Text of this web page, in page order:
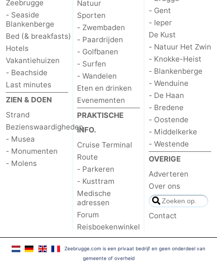
Zeebrugge
- Seaside
Blankenberge
Bed (& breakfasts)
Hotels
Vakantiehuizen
- Beachside
Last minutes
ZIEN & DOEN
Strand
Bezienswaardigheden
- Musea
- Monumenten
- Molens
Natuur
Sporten
- Zwembaden
- Paardrijden
- Golfbanen
- Surfen
- Wandelen
Eten en drinken
Evenementen
PRAKTISCHE
INFO.
Cruise Terminal
Route
- Parkeren
- Kusttram
Medische
adressen
Forum
Reisboekenwinkel
- Gent
- Ieper
De Kust
- Natuur Het Zwin
- Knokke-Heist
- Blankenberge
- Wenduine
- De Haan
- Bredene
- Oostende
- Middelkerke
- Westende
OVERIGE
Adverteren
Over ons
Contact
Zeebrugge.com is een privaat bedrijf en geen onderdeel van
gemeente of overheid